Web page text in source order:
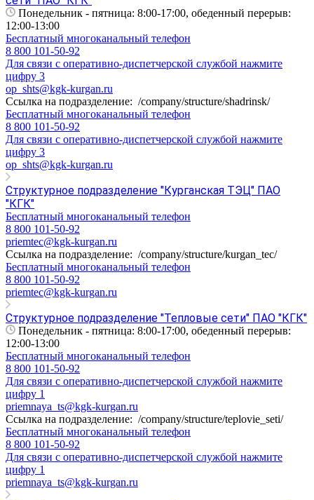
Понедельник - пятница: 8:00-17:00, обеденный перерыв:
12:00-13:00
Бесплатный многоканальный телефон
8 800 101-50-92
Для связи с оперативно-диспетчерской службой нажмите
цифру 3
op_shts@kgk-kurgan.ru
Ссылка на подразделение: /company/structure/shadrinsk/
Бесплатный многоканальный телефон
8 800 101-50-92
Для связи с оперативно-диспетчерской службой нажмите
цифру 3
op_shts@kgk-kurgan.ru
Структурное подразделение "Курганская ТЭЦ" ПАО
"КГК"
Бесплатный многоканальный телефон
8 800 101-50-92
priemtec@kgk-kurgan.ru
Ссылка на подразделение: /company/structure/kurgan_tec/
Бесплатный многоканальный телефон
8 800 101-50-92
priemtec@kgk-kurgan.ru
Структурное подразделение "Тепловые сети" ПАО "КГК"
Понедельник - пятница: 8:00-17:00, обеденный перерыв:
12:00-13:00
Бесплатный многоканальный телефон
8 800 101-50-92
Для связи с оперативно-диспетчерской службой нажмите
цифру 1
priemnaya_ts@kgk-kurgan.ru
Ссылка на подразделение: /company/structure/teplovie_seti/
Бесплатный многоканальный телефон
8 800 101-50-92
Для связи с оперативно-диспетчерской службой нажмите
цифру 1
priemnaya_ts@kgk-kurgan.ru